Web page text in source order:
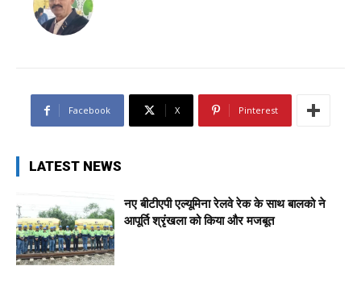
Facebook X Pinterest
LATEST NEWS
नए बीटीएपी एल्यूमिना रेलवे रेक के साथ बालको ने
आपूर्ति श्रृंखला को किया और मजबूत